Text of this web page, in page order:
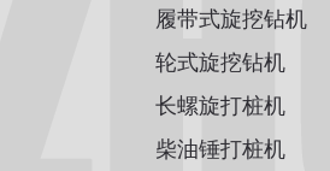
履带式旋挖钻机
轮式旋挖钻机
长螺旋打桩机
柴油锤打桩机